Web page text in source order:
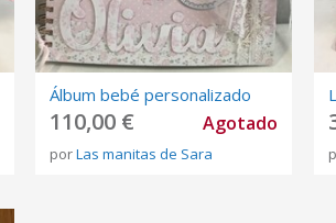
Álbum bebé personalizado
110,00 € Agotado
porLas manitas de Sara